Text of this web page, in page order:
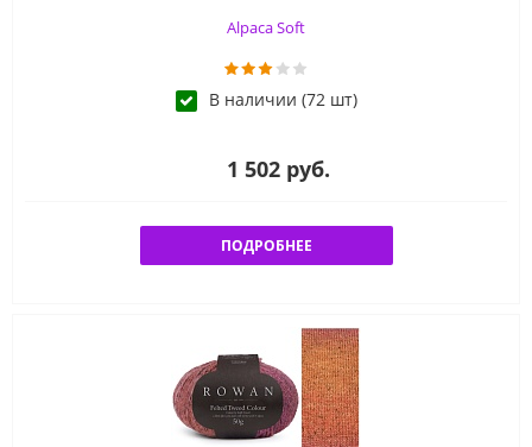
Alpaca Soft
В наличии (72 шт)
1 502 руб.
ПОДРОБНЕЕ